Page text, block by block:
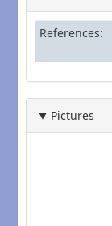
References
Pictures